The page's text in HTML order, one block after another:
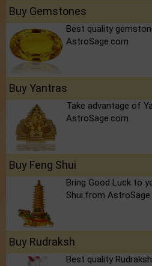
Buy Gemstones
Best quality
AstroSage.com
Buy Yantras
Take advantage of
AstroSage.com
Buy Feng Shui
Bring Good Luck to
Shui.from
Buy Rudraksh
Best quality